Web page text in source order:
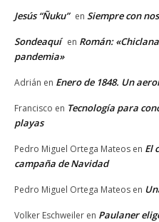
Jesús “Ñuku” en Siempre con
Sondeaquí en Román:
pandemia»
Adrián en Enero de 1848. Un
Francisco en Tecnología para
playas
Pedro Miguel Ortega Mateos en El
campaña de Navidad
Pedro Miguel Ortega Mateos en
Volker Eschweiler en Paulaner